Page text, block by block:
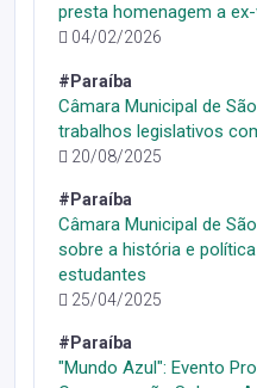
presta homenagem a
04/02/2026
#Paraíba
Câmara Municipal de
trabalhos legislativos
20/08/2025
#Paraíba
Câmara Municipal de
sobre a história e
estudantes
25/04/2025
#Paraíba
"Mundo Azul": Evento